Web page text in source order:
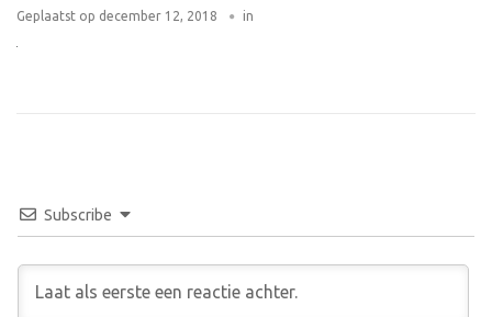
Geplaatst op december 12, 2018 in
Subscribe